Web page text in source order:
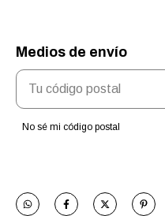
ENTREGAS PARA EL CP:
Medios de envío
No sé mi código postal